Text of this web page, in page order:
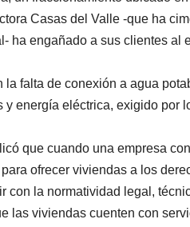
Casas del Valle -que ha
ha engañado a sus clientes al
falta de conexión a agua
energía eléctrica, exigido por
que cuando una empresa
ofrecer viviendas a los
con la normatividad legal,
las viviendas cuenten con